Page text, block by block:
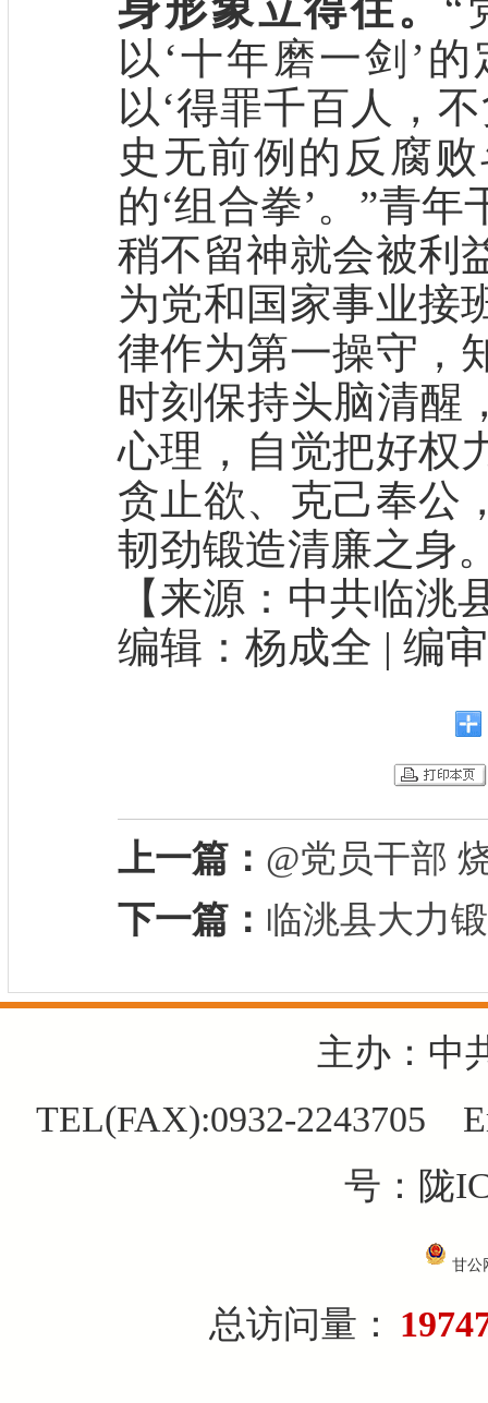
以‘十年磨一剑’
以‘得罪千百人，
史无前例的反腐
的‘组合拳’。”青
稍不留神就会被利
为党和国家事业接
律作为第一操守，
时刻保持头脑清醒
心理，自觉把好权
贪止欲、克己奉公
韧劲锻造清廉之身
【来源：中共临洮
编辑：杨成全 | 编
上一篇： @党员干部
下一篇： 临洮县大力
主办：中
TEL(FAX):0932-2243705
号：陇
甘公
总访问量：